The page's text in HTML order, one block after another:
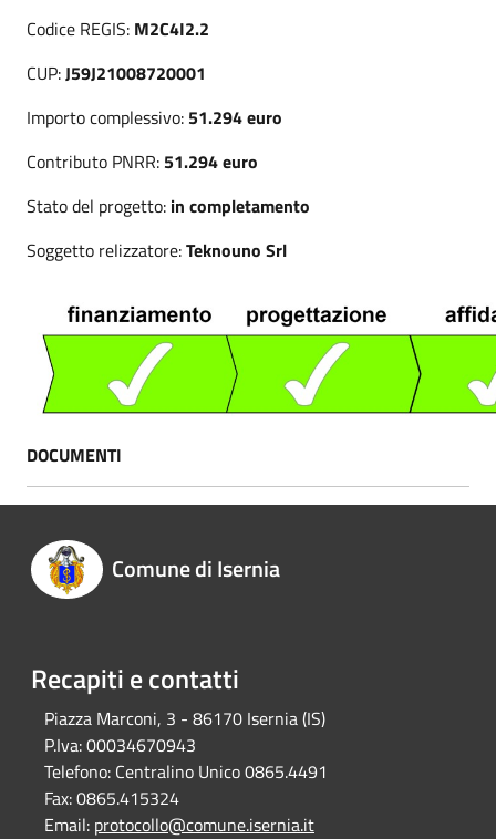
Codice REGIS: M2C4I2.2
CUP:J59J21008720001
Importo complessivo: 51.294 euro
Contributo PNRR: 51.294euro
Stato del progetto: in completamento
Soggetto relizzatore:Teknouno Srl
DOCUMENTI
Comune di Isernia
Recapiti e contatti
Piazza Marconi, 3 - 86170 Isernia (IS)
P.Iva:00034670943
Telefono: Centralino Unico 0865.4491
Fax:0865.415324
Email: protocollo@comune.isernia.it